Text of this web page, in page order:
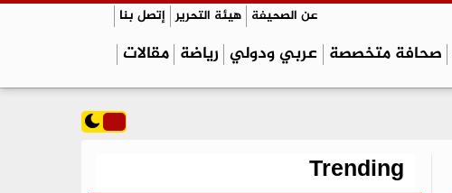
عن الصحيفة هيئة التحرير إتصل بنا
صحافة متخصصة عربي ودولي رياضة مقالات
Trending